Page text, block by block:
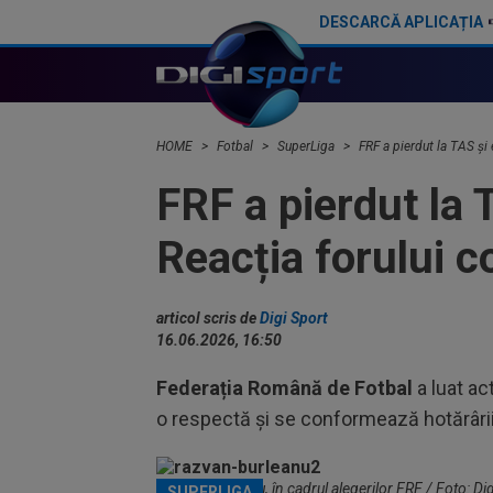
DESCARCĂ APLICAȚIA
HOME Fotbal SuperLiga FRF a pierdut la TAS
FRF a pierdut la
Reacția forului
articol scris deDigi Sport
16.06.2026, 16:50
Federația Română de Fotbal a luat
o respectă și se conformează
Răzvan Burleanu, în cadrul alegerilor FRF / Foto: